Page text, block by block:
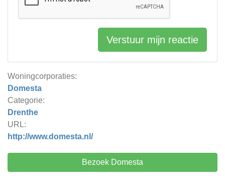
Woningcorporaties:
Domesta
Categorie:
Drenthe
URL:
http://www.domesta.nl/
Bezoek Domesta
Verstuur mijn reactie